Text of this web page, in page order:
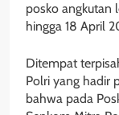
posko angkutan
hingga 18 April
Ditempat
Polri yang hadir
bahwa pada